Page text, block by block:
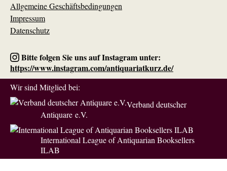
Allgemeine Geschäftsbedingungen
Impressum
Datenschutz
Bitte folgen Sie uns auf Instagram unter:
https://www.instagram.com/antiquariatkurz.de/
Wir sind Mitglied bei:
Verband deutscher
Antiquare e.V.
International League of Antiquarian Booksellers
ILAB